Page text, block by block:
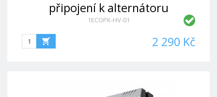
připojení k alternátoru
1ECOPK-HV-01
2 290 Kč